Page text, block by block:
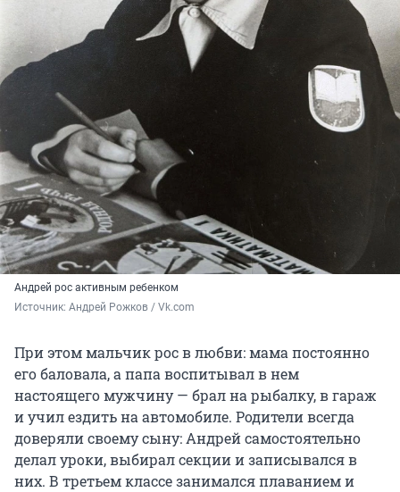
Андрей рос активным ребенком
Источник: Андрей Рожков / Vk.com
При этом мальчик рос в любви: мама постоянно
его баловала, а папа воспитывал в нем
настоящего мужчину — брал на рыбалку, в гараж
и учил ездить на автомобиле. Родители всегда
доверяли своему сыну: Андрей самостоятельно
делал уроки, выбирал секции и записывался в
них. В третьем классе занимался плаванием и